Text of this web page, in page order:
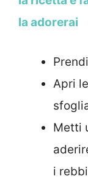
la adorerai
Apri
Metti
i